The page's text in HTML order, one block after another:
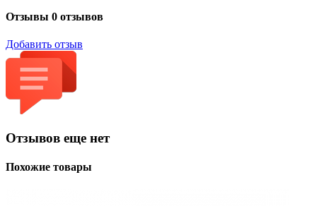
Отзывы 0 отзывов
Добавить отзыв
Отзывов еще нет
Похожие товары